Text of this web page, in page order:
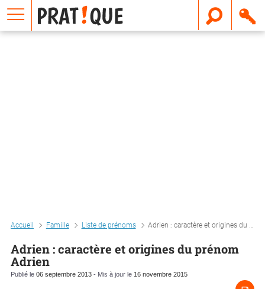
Accueil Famille Liste de prénoms Adrien : caractère et origines du prénom adrien
Adrien : caractère et origines du prénom
Adrien
Publié le 06 septembre 2013 - Mis à jour le 16 novembre 2015
E
m
a